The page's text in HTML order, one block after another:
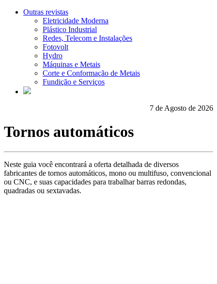
Outras revistas
Eletricidade Moderna
Plástico Industrial
Redes, Telecom e Instalações
Fotovolt
Hydro
Máquinas e Metais
Corte e Conformação de Metais
Fundição e Serviços
7 de Agosto de 2026
Tornos automáticos
Neste guia você encontrará a oferta detalhada de diversos
fabricantes de tornos automáticos, mono ou multifuso, convencional
ou CNC, e suas capacidades para trabalhar barras redondas,
quadradas ou sextavadas.